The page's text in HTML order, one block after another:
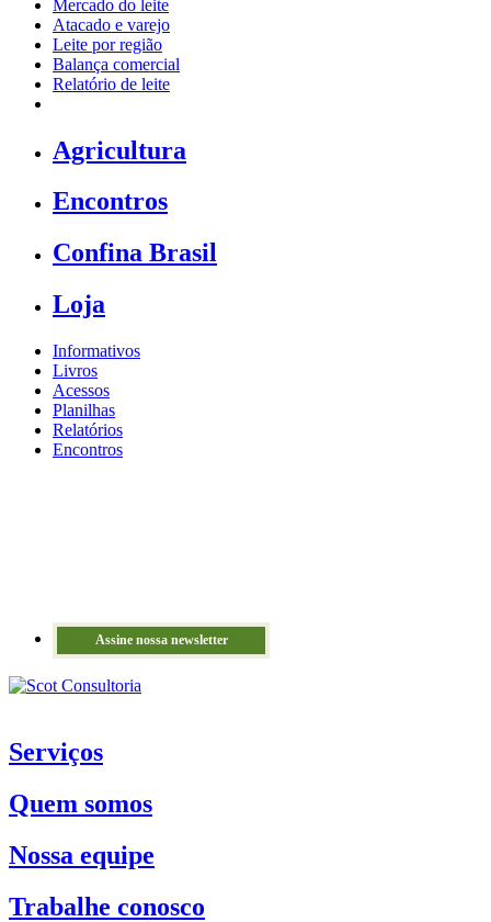
Mercado do leite
Atacado e varejo
Leite por região
Balança comercial
Relatório de leite
Agricultura
Encontros
Confina Brasil
Loja
Informativos
Livros
Acessos
Planilhas
Relatórios
Encontros
Assine nossa newsletter
Serviços
Quem somos
Nossa equipe
Trabalhe conosco